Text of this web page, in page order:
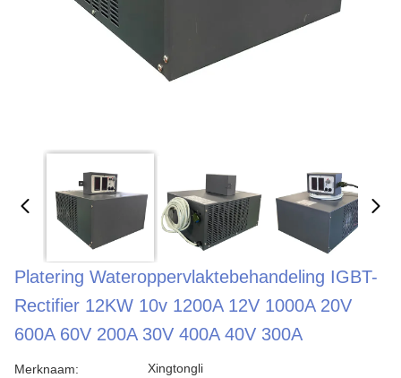
Platering Wateroppervlaktebehandeling IGBT-
Rectifier 12KW 10v 1200A 12V 1000A 20V
600A 60V 200A 30V 400A 40V 300A
Merknaam: Xingtongli